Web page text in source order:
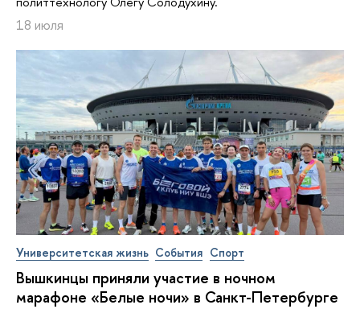
18 июля
Университетская жизнь События Спорт
Вышкинцы приняли участие в ночном
марафоне «Белые ночи» в Санкт-Петербурге